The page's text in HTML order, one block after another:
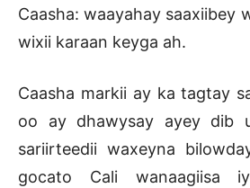
Caasha: waayahay saaxiibey
wixii karaan keyga ah.
Caasha markii ay ka tagtay
oo ay dhawysay ayey dib
sariirteedii waxeyna
gocato Cali wanaagiisa